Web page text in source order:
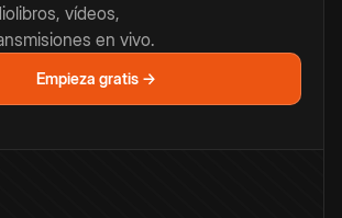
vídeos,
en vivo.
Empieza gratis →